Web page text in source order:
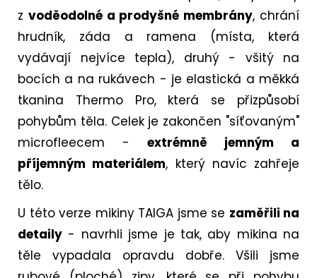
z voděodolné a prodyšné membrány, chrání
hrudník, záda a ramena (místa, která
vydávají nejvíce tepla), druhý - všitý na
bocích a na rukávech - je elastická a měkká
tkanina Thermo Pro, která se přizpůsobí
pohybům těla. Celek je zakončen "síťovaným"
microfleecem -
extrémně jemným a
příjemným materiálem, který navíc zahřeje
tělo.
U této verze mikiny TAIGA jsme se zaměřili na
detaily - navrhli jsme je tak, aby mikina na
těle vypadala opravdu dobře. Všili jsme